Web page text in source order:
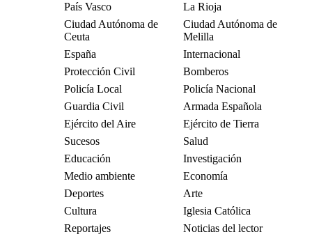
País Vasco
La Rioja
Ciudad Autónoma de
Ceuta
Ciudad Autónoma de
Melilla
España
Internacional
Protección Civil
Bomberos
Policía Local
Policía Nacional
Guardia Civil
Armada Española
Ejército del Aire
Ejército de Tierra
Sucesos
Salud
Educación
Investigación
Medio ambiente
Economía
Deportes
Arte
Cultura
Iglesia Católica
Reportajes
Noticias del lector